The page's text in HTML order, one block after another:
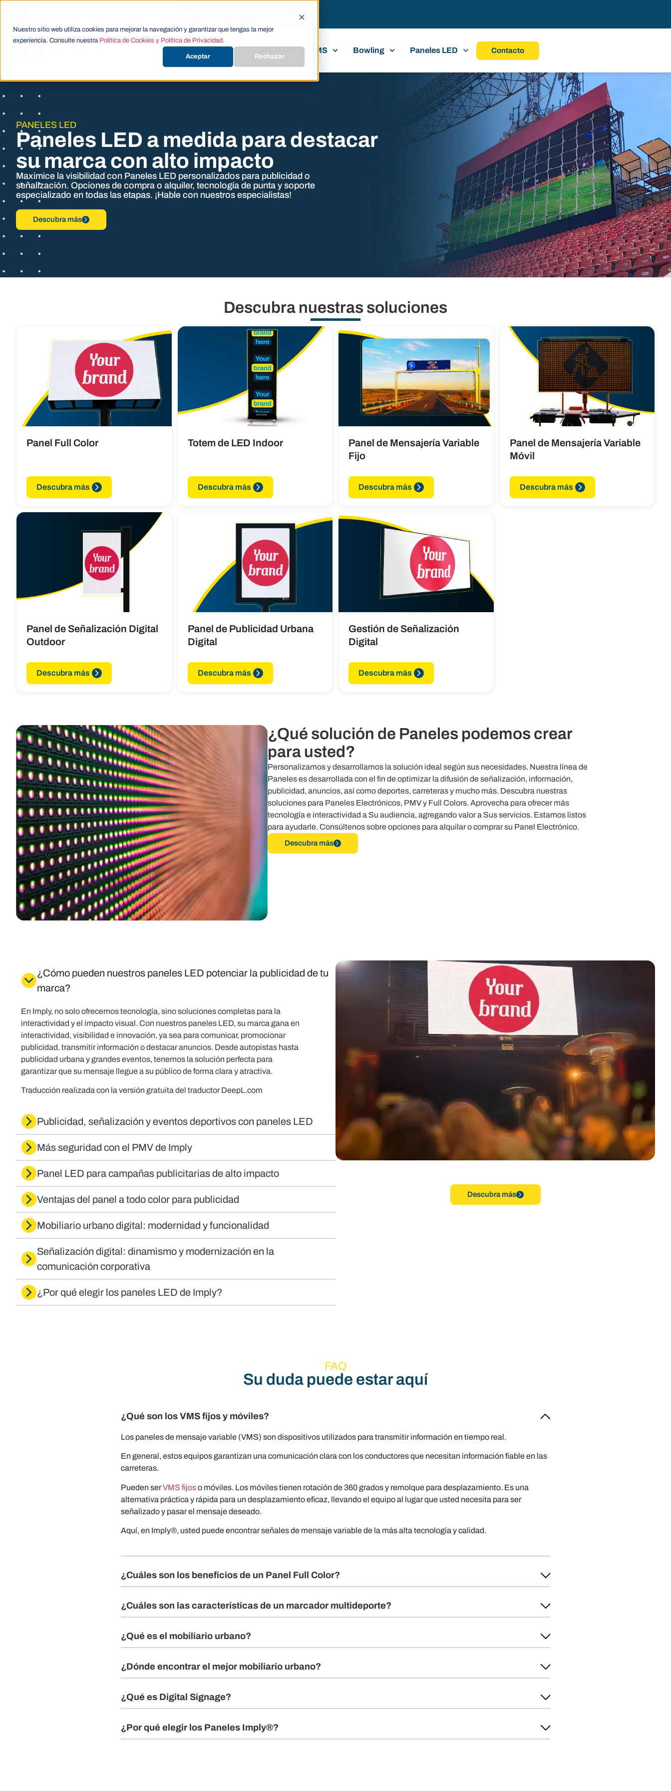
Nuestro sitio web utiliza cookies para mejorar la navegación y garantizar que tengas la mejor
experiencia. Consulte nuestra Política de Cookies y Política de Privacidad.
Aceptar Rechazar
ElevenTickets Self Service ATMS Bowling Paneles LED Contacto
PANELES LED
Paneles LED a medida para destacar
su marca con alto impacto
Maximice la visibilidad con Paneles LED personalizados para publicidad o
señalización. Opciones de compra o alquiler, tecnología de punta y soporte
especializado en todas las etapas. ¡Hable con nuestros especialistas!
Descubra más
Descubra nuestras soluciones​​
Panel Full Color
Descubra más
Totem de LED Indoor
Descubra más
Panel de Mensajería Variable
Fijo
Descubra más
Panel de Mensajería Variable
Móvil
Descubra más
Panel de Señalización Digital
Outdoor
Descubra más
Panel de Publicidad Urbana
Digital
Descubra más
Gestión de Señalización
Digital
Descubra más
¿Qué solución de Paneles podemos crear
para usted?
Personalizamos y desarrollamos la solución ideal según sus necesidades. Nuestra línea de
Paneles es desarrollada con el fin de optimizar la difusión de señalización, información,
publicidad, anuncios, así como deportes, carreteras y mucho más. Descubra nuestras
soluciones para Paneles Electrónicos, PMV y Full Colors. Aprovecha para ofrecer más
tecnología e interactividad a Su audiencia, agregando valor a Sus servicios. Estamos listos
para ayudarle. Consúltenos sobre opciones para alquilar o comprar su Panel Electrónico.
Descubra más
¿Cómo pueden nuestros paneles LED potenciar la publicidad de tu
marca?
En Imply, no solo ofrecemos tecnología, sino soluciones completas para la
interactividad y el impacto visual. Con nuestros paneles LED, su marca gana en
interactividad, visibilidad e innovación, ya sea para comunicar, promocionar
publicidad, transmitir información o destacar anuncios. Desde autopistas hasta
publicidad urbana y grandes eventos, tenemos la solución perfecta para
garantizar que su mensaje llegue a su público de forma clara y atractiva.
Traducción realizada con la versión gratuita del traductor DeepL.com
Publicidad, señalización y eventos deportivos con paneles LED
Más seguridad con el PMV de Imply
Panel LED para campañas publicitarias de alto impacto
Ventajas del panel a todo color para publicidad
Mobiliario urbano digital: modernidad y funcionalidad
Señalización digital: dinamismo y modernización en la
comunicación corporativa
¿Por qué elegir los paneles LED de Imply?
Descubra más
FAQ
Su duda puede estar aquí
¿Qué son los VMS fijos y móviles?
Los paneles de mensaje variable (VMS) son dispositivos utilizados para transmitir información en tiempo real.
En general, estos equipos garantizan una comunicación clara con los conductores que necesitan información fiable en las
carreteras.
Pueden serVMS fijoso móviles. Los móviles tienen rotación de 360 grados y remolque para desplazamiento. Es una
alternativa práctica y rápida para un desplazamiento eficaz, llevando el equipo al lugar que usted necesita para ser
señalizado y pasar el mensaje deseado.
Aquí, en Imply®, usted puede encontrar señales de mensaje variable de la más alta tecnología y calidad.
¿Cuáles son los beneficios de un Panel Full Color?
¿Cuáles son las características de un marcador multideporte?
¿Qué es el mobiliario urbano?
¿Dónde encontrar el mejor mobiliario urbano?
¿Qué es Digital Signage?
¿Por qué elegir los Paneles Imply®?